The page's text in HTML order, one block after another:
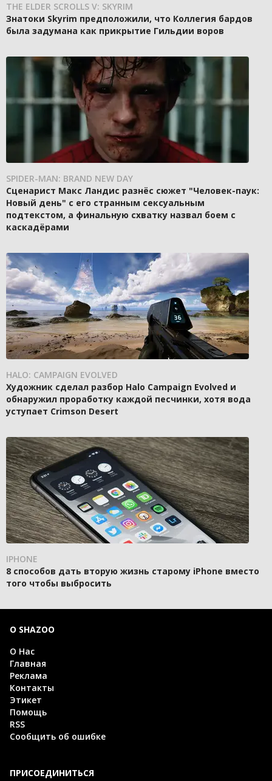
THE ELDER SCROLLS V: SKYRIM
Знатоки Skyrim предположили, что Коллегия бардов
была задумана как прикрытие Гильдии воров
SPIDER-MAN: BRAND NEW DAY
Сценарист Макс Ландис разнёс сюжет "Человек-паук:
Новый день" с его странным сексуальным
подтекстом, а финальную схватку назвал боем с
каскадёрами
HALO: CAMPAIGN EVOLVED
Художник сделал разбор Halo Campaign Evolved и
обнаружил проработку каждой песчинки, хотя вода
уступает Crimson Desert
IPHONE
8 способов дать вторую жизнь старому iPhone вместо
того чтобы выбросить
О SHAZOO
О Нас
Главная
Реклама
Контакты
Этикет
Помощь
RSS
Сообщить об ошибке
ПРИСОЕДИНИТЬСЯ